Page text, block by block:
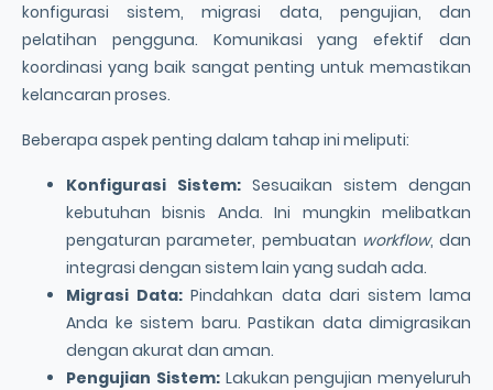
konfigurasi sistem, migrasi data, pengujian, dan
pelatihan pengguna. Komunikasi yang efektif dan
koordinasi yang baik sangat penting untuk memastikan
kelancaran proses.
Beberapa aspek penting dalam tahap ini meliputi:
Konfigurasi Sistem: Sesuaikan sistem dengan
kebutuhan bisnis Anda. Ini mungkin melibatkan
pengaturan parameter, pembuatan workflow, dan
integrasi dengan sistem lain yang sudah ada.
Migrasi Data: Pindahkan data dari sistem lama
Anda ke sistem baru. Pastikan data dimigrasikan
dengan akurat dan aman.
Pengujian Sistem:Lakukan pengujian menyeluruh